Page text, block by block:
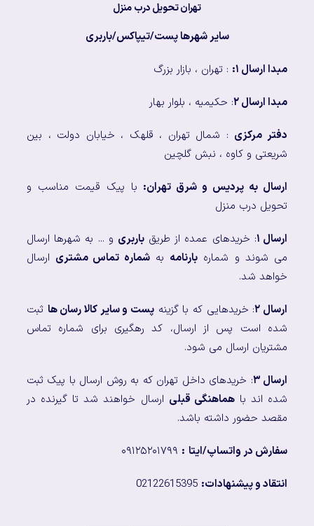
تهران تحویل درب منزل
سایر شهرها پست/تیپاکس/باربری
مبدا ارسال ۱: : تهران ، بازار بزرگ
مبدا ارسال ۲ : حکیمیه ، بلوار بهار
دفتر مرکزی : شمال تهران ، قلهک ، خیابان دولت ، بین
شریعتی و کاوه ، نبش گلچین
ارسال به پردیس و شرق تهران: با پیک قیمت مناسب و
تحویل درب منزل
ارسال ۱ : خریدهای عمده از طریقباربری و ... به شهرها ارسال
می شوند و شماره بارنامه بهشماره تماس مشتری ارسال
خواهد شد.
ارسال ۲ : خریدهایی که با گزینه پست و سایر کالا رسان ها ثبت
شده است پس از ارسال، کد رهگیری برای شماره تماس
مشتریان ارسال می شود.
ارسال ۳
: خریدهای داخل تهران که به روش ارسال با پیک ثبت
شده اند باهماهنگی قبلی ارسال خواهند شد تا گیرنده در
مقصد حضور داشته باشد.
سفارش در واتساپ/ایتا :
انتقاد و پیشنهادات: